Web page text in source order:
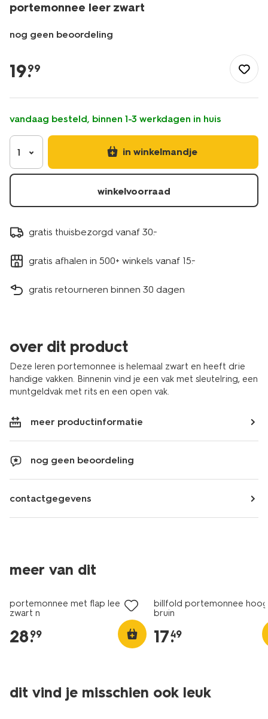
portemonnee leer zwart
nog geen beoordeling
portemonnees/portemonnee-
leer-
18150050.html
19.
99
vandaag besteld, binnen 1-3 werkdagen in huis
1 in winkelmandje
winkelvoorraad
gratis thuisbezorgd vanaf 30.-
gratis afhalen in 500+ winkels vanaf 15.-
gratis retourneren binnen 30 dagen
over dit product
Deze leren portemonnee is helemaal zwart en heeft drie
handige vakken. Binnenin vind je een vak met sleutelring, een
muntgeldvak met rits en een open vak.
meer productinformatie
nog geen beoordeling
contactgegevens
meer van dit
portemonnee met flap leer
zwart n
28.
99
billfold portemonnee
bruin
17.
49
dit vind je misschien ook leuk